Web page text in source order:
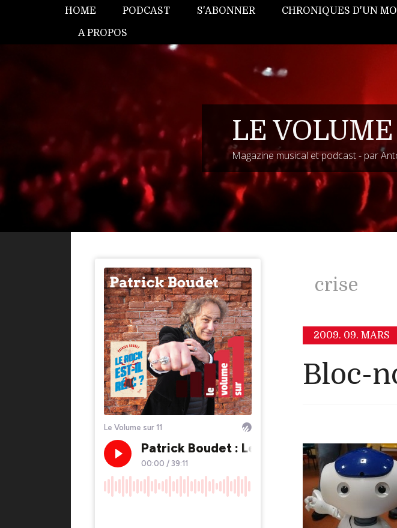
HOME PODCAST S'ABONNER CHRONIQUES D'UN
A PROPOS
LE VOLUME
Magazine musical et podcast - par
crise
2009. 09. MARS
Bloc-